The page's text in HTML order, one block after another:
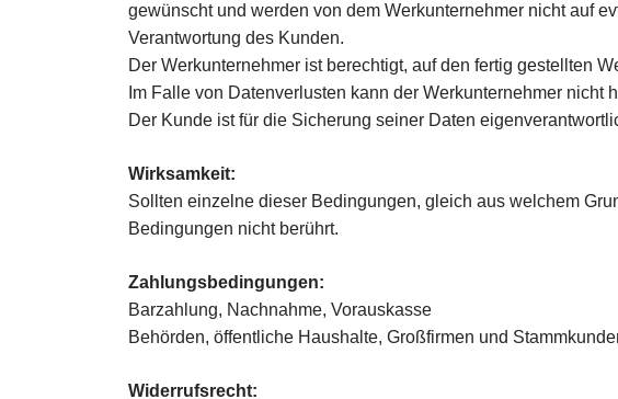
gewünscht und werden von dem Werkunternehmer nicht auf
Verantwortung des Kunden.
Der Werkunternehmer ist berechtigt, auf den fertig gestellten
Im Falle von Datenverlusten kann der Werkunternehmer nicht
Der Kunde ist für die Sicherung seiner Daten
Wirksamkeit:
Sollten einzelne dieser Bedingungen, gleich aus welchem
Bedingungen nicht berührt.
Zahlungsbedingungen:
Barzahlung, Nachnahme, Vorauskasse
Behörden, öffentliche Haushalte, Großfirmen und
Widerrufsrecht: